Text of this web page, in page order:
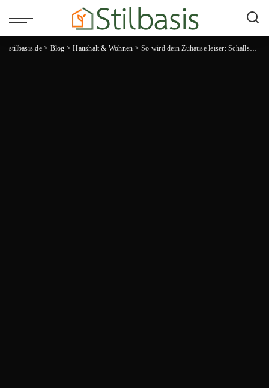
stilbasis.de> Blog >Haushalt & Wohnen >So wird dein Zuhause leiser: Schallschutz, Akustik und Wohnkomfort im Alltag